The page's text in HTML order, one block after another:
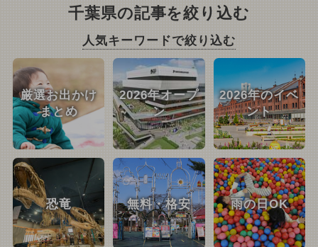
千葉県の記事を絞り込む
人気キーワードで絞り込む
厳選お出かけ
まとめ
2026年オープ
ン
2026年のイベ
ント
恐竜 無料・格安 雨の日OK